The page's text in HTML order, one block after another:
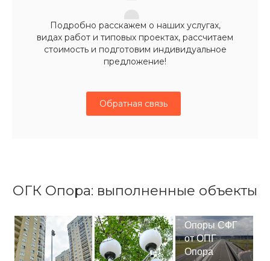
Подробно расскажем о наших услугах,
видах работ и типовых проектах, рассчитаем
стоимость и подготовим индивидуальное
предложение!
Обратная связь
ОГК Опора: выполненные объекты
Опоры СФГ
от ОПГ
Опора